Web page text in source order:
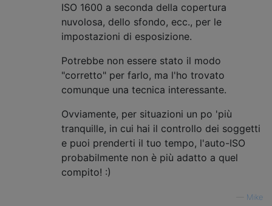
ISO 1600 a seconda della copertura
nuvolosa, dello sfondo, ecc., per le
impostazioni di esposizione.
Potrebbe non essere stato il modo
"corretto" per farlo, ma l'ho trovato
comunque una tecnica interessante.
Ovviamente, per situazioni un po 'più
tranquille, in cui hai il controllo dei soggetti
e puoi prenderti il ​​tuo tempo, l'auto-ISO
probabilmente non è più adatto a quel
compito! :)
Mike